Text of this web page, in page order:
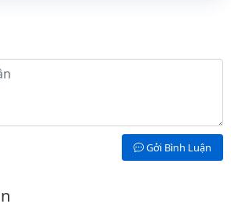
Gởi Bình Luận